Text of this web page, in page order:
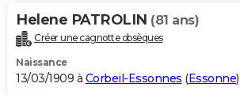
Helene PATROLIN (81 ans)
Créer une cagnotte obsèques
Naissance
13/03/1909 à Corbeil-Essonnes (Essonne)